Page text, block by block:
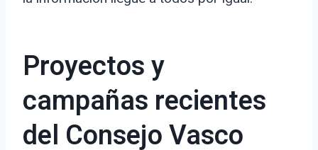
Proyectos y
campañas recientes
del Consejo Vasco